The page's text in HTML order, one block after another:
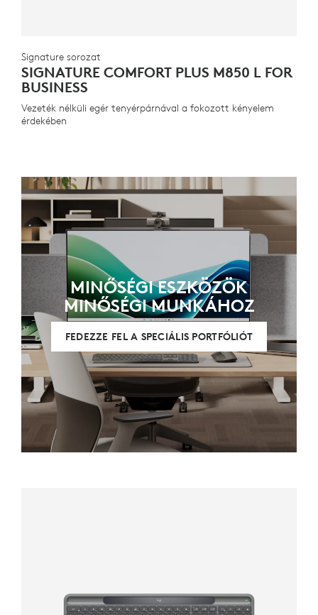
Signature sorozat
SIGNATURE COMFORT PLUS M850 L FOR
BUSINESS
Vezeték nélküli egér tenyérpárnával a fokozott kényelem
érdekében
MINŐSÉGI ESZKÖZÖK
MINŐSÉGI MUNKÁHOZ
FEDEZZE FEL A SPECIÁLIS PORTFÓLIÓT